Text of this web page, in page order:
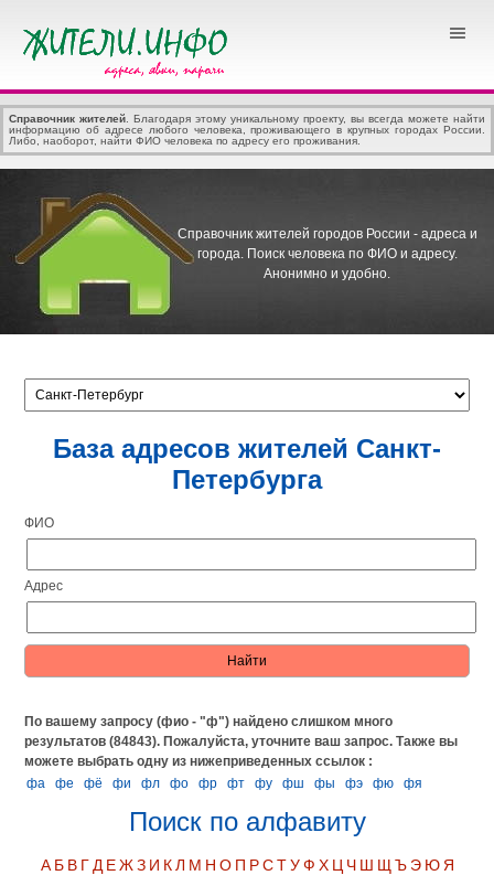
Справочник жителей . Благодаря этому уникальному проекту, вы всегда можете найти
информацию об адресе любого человека, проживающего в крупных городах России.
Либо, наоборот, найти ФИО человека по адресу его проживания.
Справочник жителей городов России - адреса и
города. Поиск человека по ФИО и адресу.
Анонимно и удобно.
База адресов жителей Санкт-
Петербурга
ФИО
Адрес
По вашему запросу (фио - "ф") найдено слишком много
результатов (84843). Пожалуйста, уточните ваш запрос.Также вы
можете выбрать одну из нижеприведенных ссылок :
фа
фе фё фи фл фо фр фт фу фш фы фэ фю фя
Поиск по алфавиту
А Б В Г Д Е Ж З И К Л М Н О П Р С Т У Ф Х Ц Ч Ш Щ Ъ Э Ю Я